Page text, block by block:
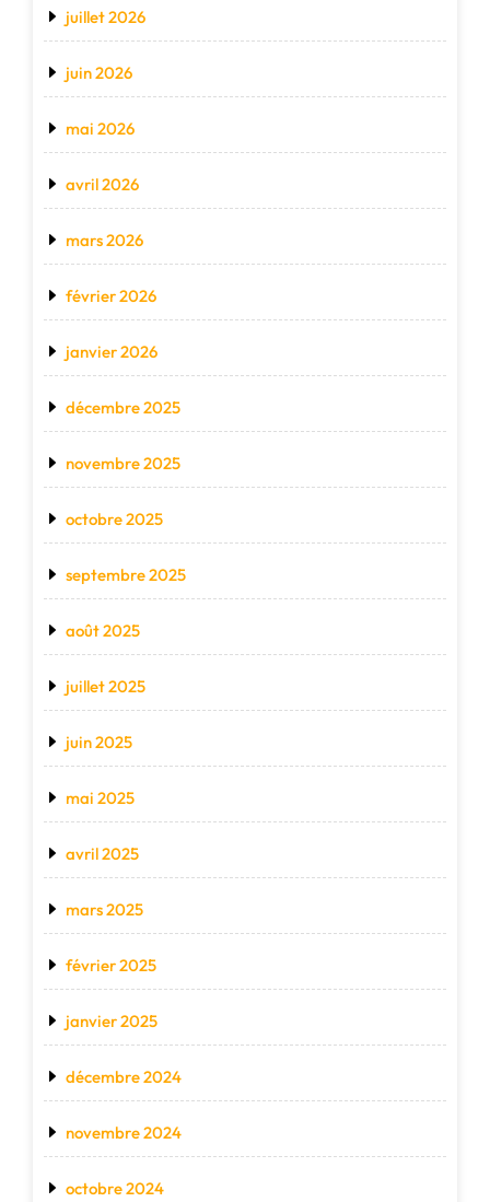
juillet 2026
juin 2026
mai 2026
avril 2026
mars 2026
février 2026
janvier 2026
décembre 2025
novembre 2025
octobre 2025
septembre 2025
août 2025
juillet 2025
juin 2025
mai 2025
avril 2025
mars 2025
février 2025
janvier 2025
décembre 2024
novembre 2024
octobre 2024